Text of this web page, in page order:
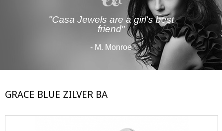
"Casa Jewels are a girl's best
friend"
- M. Monroe
GRACE BLUE ZILVER BA